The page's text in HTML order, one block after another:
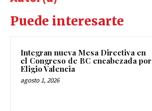
Puede interesarte
Integran nueva Mesa Directiva en
el Congreso de BC encabezada por
Eligio Valencia
agosto 1, 2026